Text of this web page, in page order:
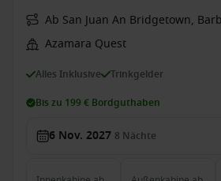
Ab San Juan An Bridgetown,
Azamara Quest
Alles Inklusive Trinkgelder
Bis zu 199 € Bordguthaben
6 Nov. 2027 8 Nächte